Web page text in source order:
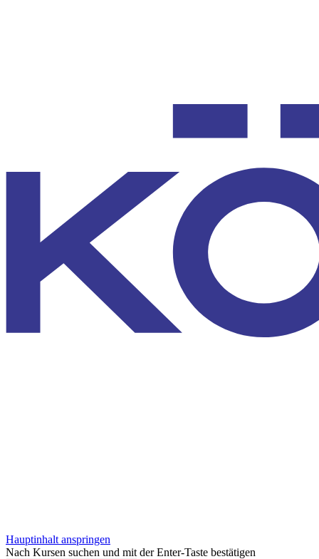
Hauptinhalt anspringen
Nach Kursen suchen und mit der Enter-Taste bestätigen